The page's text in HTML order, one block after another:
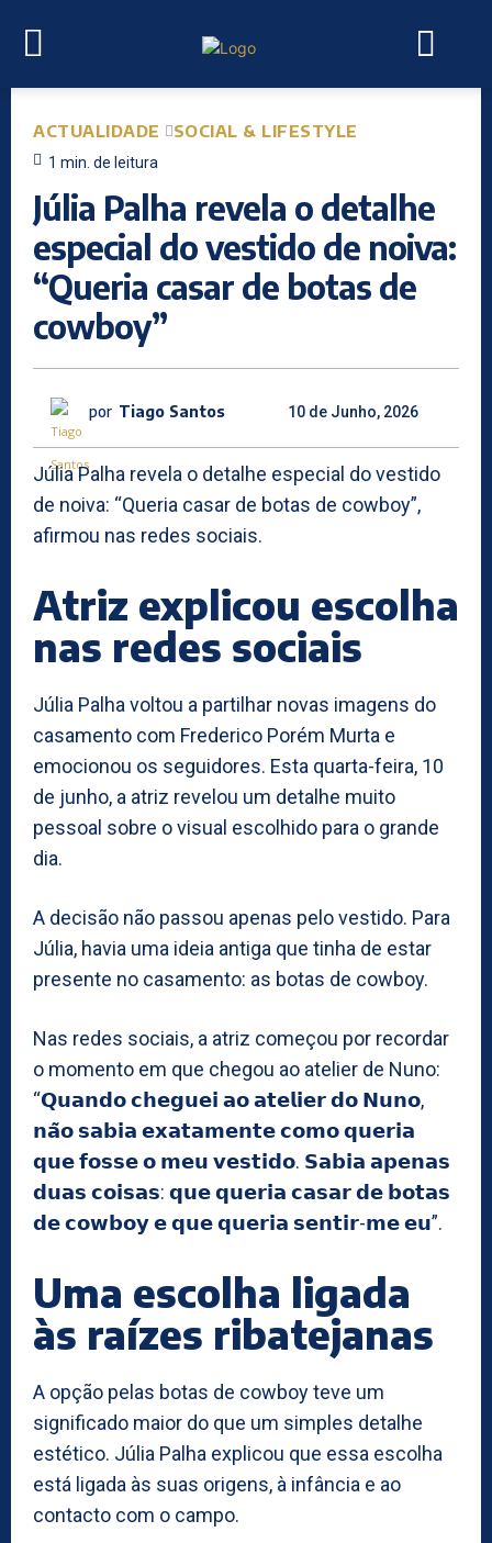
ACTUALIDADE SOCIAL & LIFESTYLE
1 min. de leitura
Júlia Palha revela o detalhe
especial do vestido de noiva:
“Queria casar de botas de
cowboy”
por Tiago Santos 10 de Junho, 2026
Júlia Palha revela o detalhe especial do vestido
de noiva: “Queria casar de botas de cowboy”,
afirmou nas redes sociais.
Atriz explicou escolha
nas redes sociais
Júlia Palha voltou a partilhar novas imagens do
casamento com Frederico Porém Murta e
emocionou os seguidores. Esta quarta-feira, 10
de junho, a atriz revelou um detalhe muito
pessoal sobre o visual escolhido para o grande
dia.
A decisão não passou apenas pelo vestido. Para
Júlia, havia uma ideia antiga que tinha de estar
presente no casamento: as botas de cowboy.
Nas redes sociais, a atriz começou por recordar
o momento em que chegou ao atelier de Nuno:
“𝗤𝘂𝗮𝗻𝗱𝗼 𝗰𝗵𝗲𝗴𝘂𝗲𝗶 𝗮𝗼 𝗮𝘁𝗲𝗹𝗶𝗲𝗿 𝗱𝗼 𝗡𝘂𝗻𝗼,
𝗻𝗮̃𝗼 𝘀𝗮𝗯𝗶𝗮 𝗲𝘅𝗮𝘁𝗮𝗺𝗲𝗻𝘁𝗲 𝗰𝗼𝗺𝗼 𝗾𝘂𝗲𝗿𝗶𝗮
𝗾𝘂𝗲 𝗳𝗼𝘀𝘀𝗲 𝗼 𝗺𝗲𝘂 𝘃𝗲𝘀𝘁𝗶𝗱𝗼. 𝗦𝗮𝗯𝗶𝗮 𝗮𝗽𝗲𝗻𝗮𝘀
𝗱𝘂𝗮𝘀 𝗰𝗼𝗶𝘀𝗮𝘀: 𝗾𝘂𝗲 𝗾𝘂𝗲𝗿𝗶𝗮 𝗰𝗮𝘀𝗮𝗿 𝗱𝗲 𝗯𝗼𝘁𝗮𝘀
𝗱𝗲 𝗰𝗼𝘄𝗯𝗼𝘆 𝗲 𝗾𝘂𝗲 𝗾𝘂𝗲𝗿𝗶𝗮 𝘀𝗲𝗻𝘁𝗶𝗿-𝗺𝗲 𝗲𝘂”.
Uma escolha ligada
às raízes ribatejanas
A opção pelas botas de cowboy teve um
significado maior do que um simples detalhe
estético. Júlia Palha explicou que essa escolha
está ligada às suas origens, à infância e ao
contacto com o campo.